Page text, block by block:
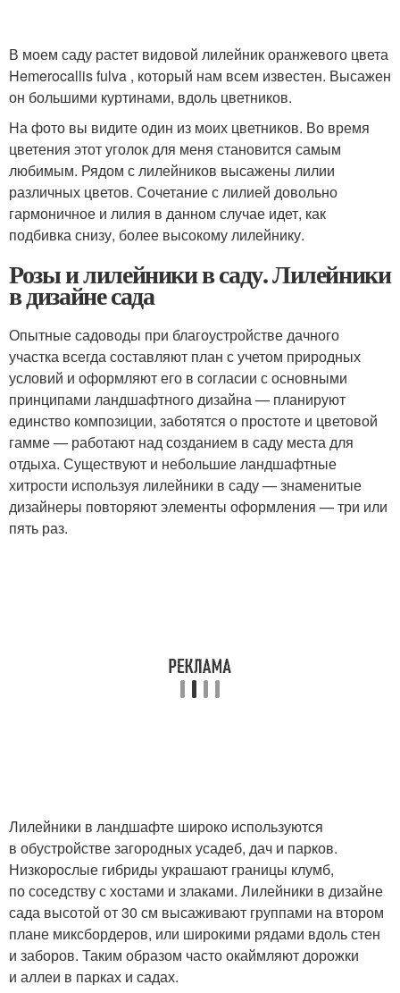
В моем саду растет видовой лилейник оранжевого цвета
Hemerocallis fulva , который нам всем известен. Высажен
он большими куртинами, вдоль цветников.
На фото вы видите один из моих цветников. Во время
цветения этот уголок для меня становится самым
любимым. Рядом с лилейников высажены лилии
различных цветов. Сочетание с лилией довольно
гармоничное и лилия в данном случае идет, как
подбивка снизу, более высокому лилейнику.
Розы и лилейники в саду. Лилейники
в дизайне сада
Опытные садоводы при благоустройстве дачного
участка всегда составляют план с учетом природных
условий и оформляют его в согласии с основными
принципами ландшафтного дизайна — планируют
единство композиции, заботятся о простоте и цветовой
гамме — работают над созданием в саду места для
отдыха. Существуют и небольшие ландшафтные
хитрости используя лилейники в саду — знаменитые
дизайнеры повторяют элементы оформления — три или
пять раз.
Лилейники в ландшафте широко используются
в обустройстве загородных усадеб, дач и парков.
Низкорослые гибриды украшают границы клумб,
по соседству с хостами и злаками. Лилейники в дизайне
сада высотой от 30 см высаживают группами на втором
плане миксбордеров, или широкими рядами вдоль стен
и заборов. Таким образом часто окаймляют дорожки
и аллеи в парках и садах.